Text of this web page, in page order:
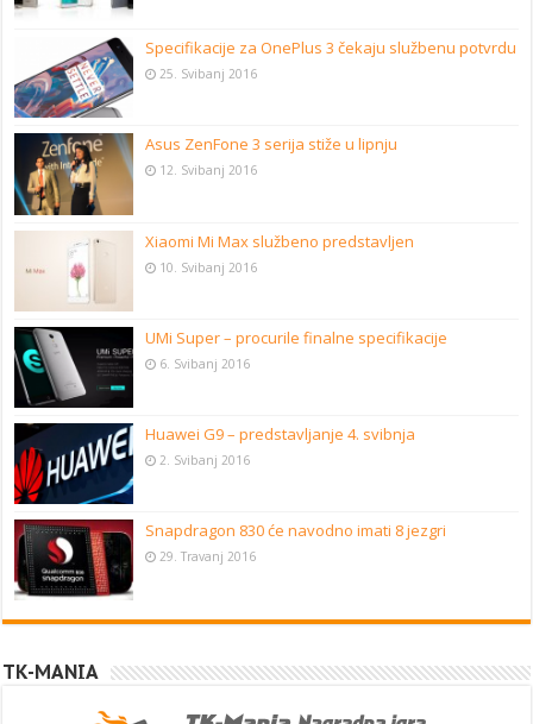
Specifikacije za OnePlus 3 čekaju službenu potvrdu
25. Svibanj 2016
Asus ZenFone 3 serija stiže u lipnju
12. Svibanj 2016
Xiaomi Mi Max službeno predstavljen
10. Svibanj 2016
UMi Super – procurile finalne specifikacije
6. Svibanj 2016
Huawei G9 – predstavljanje 4. svibnja
2. Svibanj 2016
Snapdragon 830 će navodno imati 8 jezgri
29. Travanj 2016
TK-MANIA